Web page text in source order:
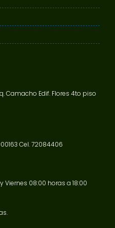
Camacho Edif. Flores 4to piso
Cel. 72084406
Viernes 08:00 horas a 18:00